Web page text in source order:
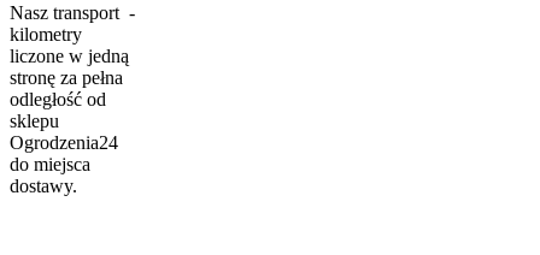
Nasz transport -
kilometry
liczone w jedną
stronę za pełna
odległość od
sklepu
Ogrodzenia24
do miejsca
dostawy.